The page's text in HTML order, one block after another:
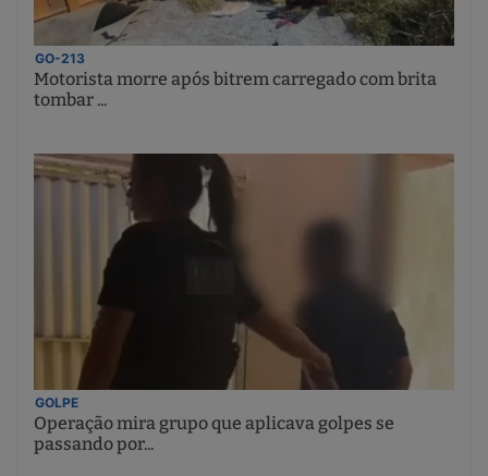
GO-213
Motorista morre após bitrem carregado com brita
tombar ...
GOLPE
Operação mira grupo que aplicava golpes se
passando por...